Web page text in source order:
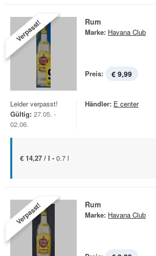
Verpasst! Rum
Marke: Havana Club
Preis: € 9,99
Leider verpasst!
Gültig: 27.05. -
02.06.
Händler: E center
€ 14,27 / l - 0.7 l
Verpasst! Rum
Marke: Havana Club